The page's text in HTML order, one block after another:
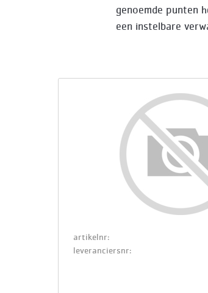
genoemde punten
een instelbare
artikelnr:
leveranciersnr: